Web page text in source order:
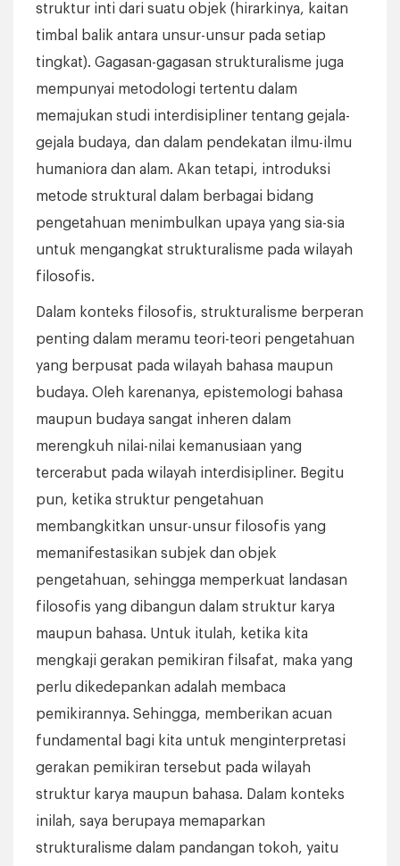
struktur inti dari suatu objek (hirarkinya, kaitan
timbal balik antara unsur-unsur pada setiap
tingkat). Gagasan-gagasan strukturalisme juga
mempunyai metodologi tertentu dalam
memajukan studi interdisipliner tentang gejala-
gejala budaya, dan dalam pendekatan ilmu-ilmu
humaniora dan alam. Akan tetapi, introduksi
metode struktural dalam berbagai bidang
pengetahuan menimbulkan upaya yang sia-sia
untuk mengangkat strukturalisme pada wilayah
filosofis.
Dalam konteks filosofis, strukturalisme berperan
penting dalam meramu teori-teori pengetahuan
yang berpusat pada wilayah bahasa maupun
budaya. Oleh karenanya, epistemologi bahasa
maupun budaya sangat inheren dalam
merengkuh nilai-nilai kemanusiaan yang
tercerabut pada wilayah interdisipliner. Begitu
pun, ketika struktur pengetahuan
membangkitkan unsur-unsur filosofis yang
memanifestasikan subjek dan objek
pengetahuan, sehingga memperkuat landasan
filosofis yang dibangun dalam struktur karya
maupun bahasa. Untuk itulah, ketika kita
mengkaji gerakan pemikiran filsafat, maka yang
perlu dikedepankan adalah membaca
pemikirannya. Sehingga, memberikan acuan
fundamental bagi kita untuk menginterpretasi
gerakan pemikiran tersebut pada wilayah
struktur karya maupun bahasa. Dalam konteks
inilah, saya berupaya memaparkan
strukturalisme dalam pandangan tokoh, yaitu